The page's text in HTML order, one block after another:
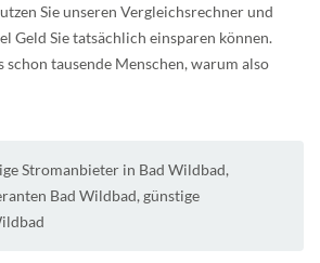
Sie unseren Vergleichsrechner und
Geld Sie tatsächlich einsparen können.
schon tausende Menschen, warum also
Stromanbieter in Bad Wildbad,
Bad Wildbad, günstige